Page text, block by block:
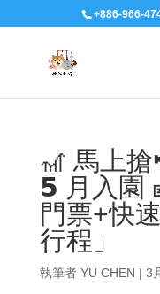
+886-966-
🎢 馬上
𝟱 月入園
門票+快
行程」
執筆者 YU CHEN | 3